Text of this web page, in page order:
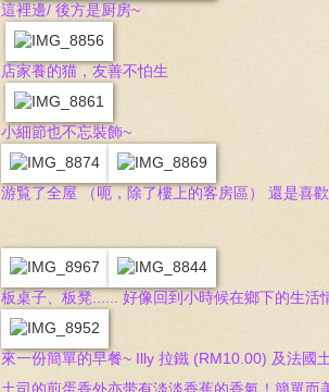
這裡邊/ 後方是厨房~
店家養的猫，友善不怕生
小細節也不忘裝飾~
游覧了全屋 （呃，除了樓上的客房區） 還是喜
板桌子、板凳...... 好像回到小時候在鄉下的生活
來一份簡單的早餐~ Illy 拉鐵 (RM10.00) 及法國